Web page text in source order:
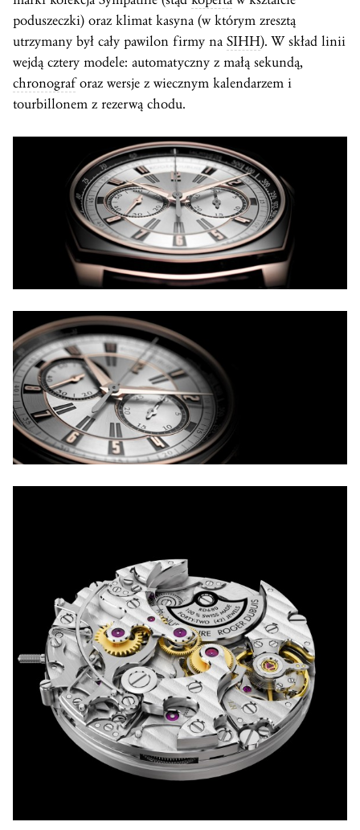
poduszeczki) oraz klimat kasyna (w którym zresztą
utrzymany był cały pawilon firmy na SIHH). W skład linii
wejdą cztery modele: automatyczny z małą sekundą,
chronograforaz wersje z wiecznym kalendarzem i
tourbillonem z rezerwą chodu.